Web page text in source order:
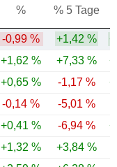
% % 5 Tage
-0,99 % +1,42 %
+1,62 % +7,33 %
+0,65 % -1,17 %
-0,14 % -5,01 %
+0,41 % -6,94 %
+1,32 % +3,84 %